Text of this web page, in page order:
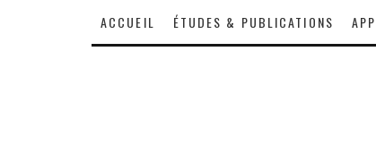
ACCUEIL ÉTUDES & PUBLICATIONS